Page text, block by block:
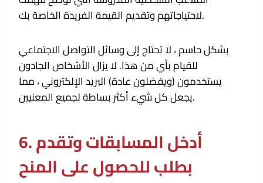
لاحتياجاتهم وتقديم القيمة الفريدة الخاصة بك.
بشكل حاسم ، لا تحتاج إلى وسائل التواصل الاجتماعي
للقيام بأي من هذا. لا يزال الأشخاص الجادون
يستخدمون (ويفضلون عادة) البريد الإلكتروني ، مما
يجعل كل شيء أكثر بساطة لجميع المعنيين.
6. أدخل المسابقات وتقدم
بطلب للحصول على المنح